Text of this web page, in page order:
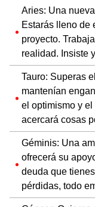
Aries: Una
Estarás lleno de
proyecto.
realidad. Insiste
Tauro: Superas
mantenían
el optimismo y
acercará cosas
Géminis: Una
ofrecerá su
deuda que
pérdidas, todo